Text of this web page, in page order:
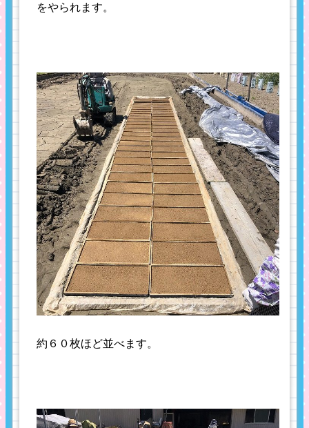
をやられます。
約６０枚ほど並べます。